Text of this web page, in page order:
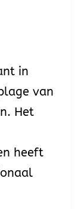
in
van
Het
heeft